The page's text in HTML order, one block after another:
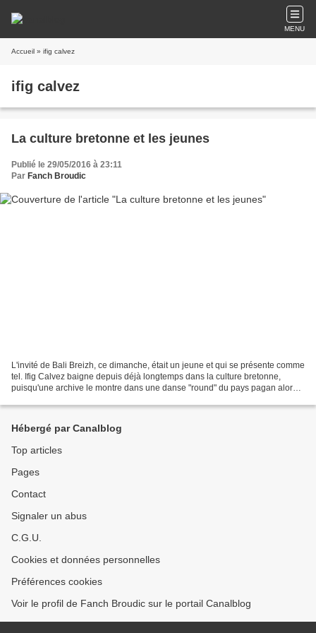
MENU
Accueil » ifig calvez
ifig calvez
La culture bretonne et les jeunes
Publié le 29/05/2016 à 23:11
Par Fanch Broudic
L'invité de Bali Breizh, ce dimanche, était un jeune et qui se présente comme
tel. Ifig Calvez baigne depuis déjà longtemps dans la culture bretonne,
puisqu'une archive le montre dans une danse "round" du pays pagan alors
Hébergé par Canalblog
Top articles
Pages
Contact
Signaler un abus
C.G.U.
Cookies et données personnelles
Préférences cookies
Voir le profil de Fanch Broudic sur le portail Canalblog